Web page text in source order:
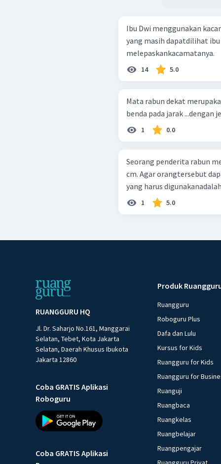
Ibu Dwi menggunakan
yang masih dapatdilihat ibu
melepaskankacamatanya.
14 5.0
Mata rabun dekat
benda pada jarak ...dengan
1 0.0
Seorang penderita rabun
cm. Agar orangtersebut
yang harus digunakanadalah
1 5.0
RUANGGURU HQ
Jl. Dr. Saharjo No.161, Manggarai
Selatan, Tebet, Kota Jakarta
Selatan, Daerah Khusus Ibukota
Jakarta 12860
Coba GRATIS Aplikasi
Roboguru
Coba GRATIS Aplikasi
Produk
Ruangguru
Roboguru Plus
Dafa dan Lulu
Kursus for Kids
Ruangguru for Kids
Ruangguru for
Ruanguji
Ruangbaca
Ruangkelas
Ruangbelajar
Ruangpengajar